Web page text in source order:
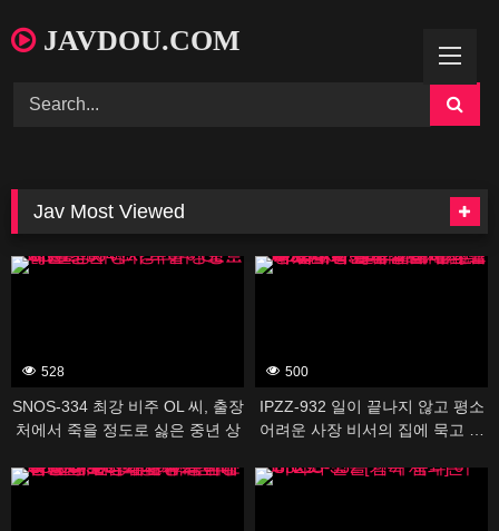
to
JAVDOU.COM
Jav Most Viewed
388531
528
SNOS-334 최강 비주 OL 씨, 출장
처에서 죽을 정도로 싫은 중년 상
388503
500
IPZZ-932 일이 끝나지 않고 평소
어려운 사장 비서의 집에 묵고 …
포에서 느껴지는 평소와의 격차가
388533 388529